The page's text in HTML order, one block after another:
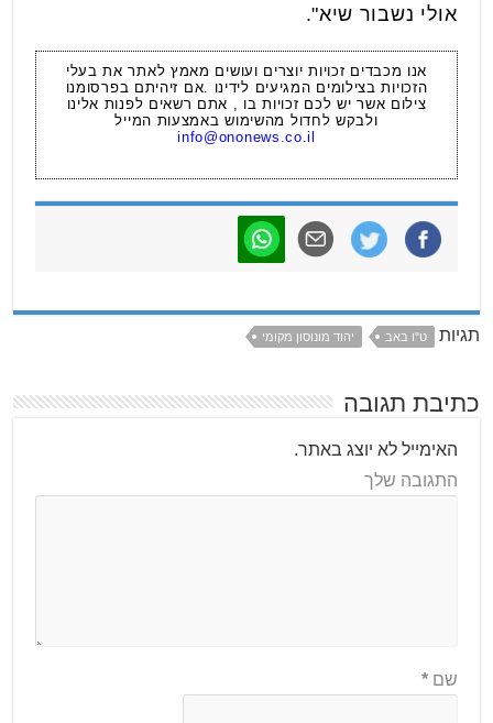
אולי נשבור שיא".
אנו מכבדים זכויות יוצרים ועושים מאמץ לאתר את בעלי
הזכויות בצילומים המגיעים לידינו .אם זיהיתם בפרסומנו
צילום אשר יש לכם זכויות בו , אתם רשאים לפנות אלינו
ולבקש לחדול מהשימוש באמצעות המייל
info@ononews.co.il
תגיות ט"ו באב יהוד מונוסון מקומי
כתיבת תגובה
האימייל לא יוצג באתר.
התגובה שלך
שם*